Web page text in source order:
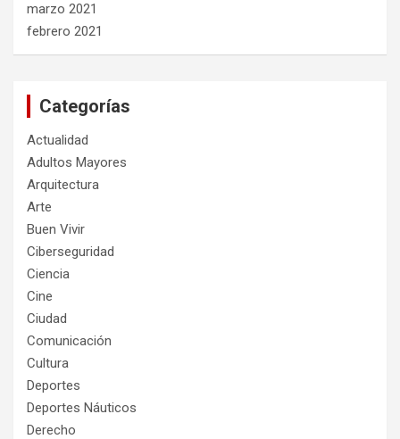
marzo 2021
febrero 2021
Categorías
Actualidad
Adultos Mayores
Arquitectura
Arte
Buen Vivir
Ciberseguridad
Ciencia
Cine
Ciudad
Comunicación
Cultura
Deportes
Deportes Náuticos
Derecho